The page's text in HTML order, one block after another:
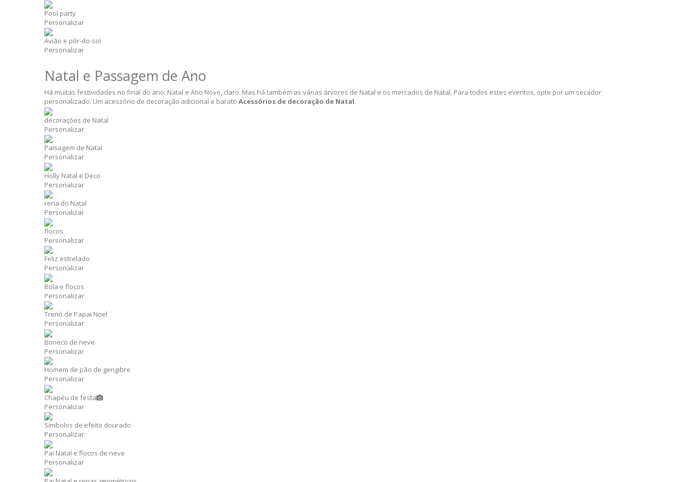
Pool party
Personalizar
Avião e pôr-do-sol
Personalizar
Natal e Passagem de Ano
Há muitas festividades no final do ano: Natal e Ano Novo, claro. Mas há também as várias árvores de Natal e os mercados de Natal. Para todos estes eventos, opte por um secador
personalizado. Um acessório de decoração adicional e barato Acessórios de decoração de Natal.
decorações de Natal
Personalizar
Paisagem de Natal
Personalizar
Holly Natal e Deco
Personalizar
rena do Natal
Personalizar
flocos
Personalizar
Feliz estrelado
Personalizar
Bola e flocos
Personalizar
Trenó de Papai Noel
Personalizar
Boneco de neve
Personalizar
Homem de pão de gengibre
Personalizar
Chapéu de festa
Personalizar
Símbolos de efeito dourado
Personalizar
Pai Natal e flocos de neve
Personalizar